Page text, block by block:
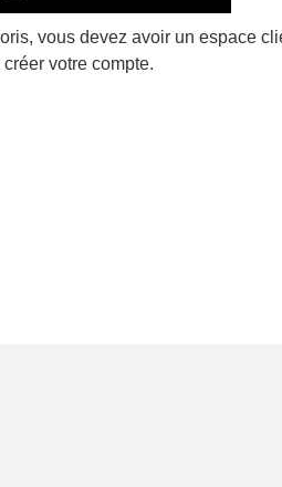
vous devez avoir un espace
créer votre compte.